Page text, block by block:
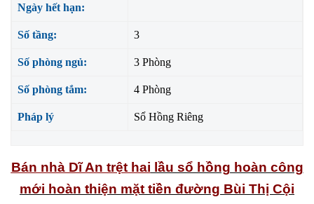
Ngày hết hạn:
Số tầng: 3
Số phòng ngủ: 3 Phòng
Số phòng tắm: 4 Phòng
Pháp lý Sổ Hồng Riêng
Bán nhà Dĩ An trệt hai lầu sổ hồng hoàn công
mới hoàn thiện mặt tiền đường Bùi Thị Cội